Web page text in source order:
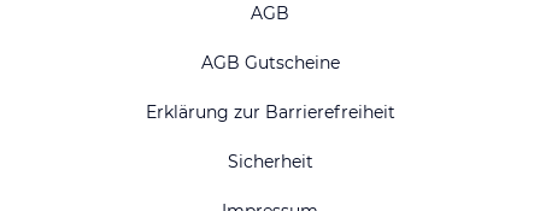
AGB
AGB Gutscheine
Erklärung zur Barrierefreiheit
Sicherheit